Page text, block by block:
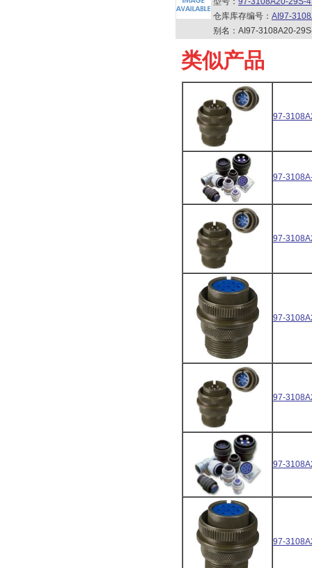
仓库库存编号： AI97-
别名：AI97-3108A20-
类似产品
97-
97-
97-
97-
97-
97-
97-